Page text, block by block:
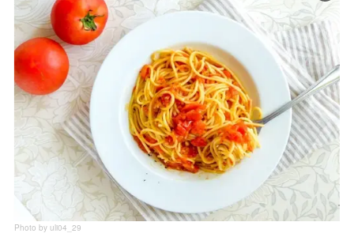
Photo by uli04_29